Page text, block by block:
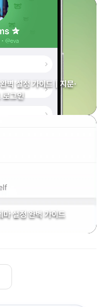
벽 설정 가이드 | 지문·
로그인
마 설정 완벽 가이드